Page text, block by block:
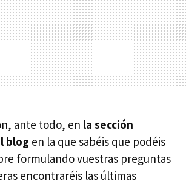
ante todo, en la sección
blog en la que sabéis que podéis
formulando vuestras preguntas
encontraréis las últimas